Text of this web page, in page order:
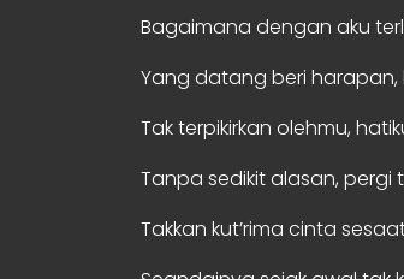
Bagaimana dengan aku
Yang datang beri
Tak terpikirkan olehmu,
Tanpa sedikit alasan,
Takkan kut’rima cinta